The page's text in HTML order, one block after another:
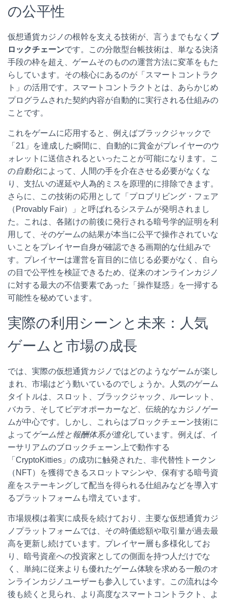
の公平性
仮想通貨カジノの根幹を支える技術が、言うまでもなく ブ
ロックチェーンです。この分散型台帳技術は、単なる決済
手段の枠を超え、ゲームそのものの運営方法に変革をもた
らしています。その核心にあるのが「スマートコントラク
ト」の活用です。スマートコントラクトとは、あらかじめ
プログラムされた契約内容が自動的に実行される仕組みの
ことです。
これをゲームに応用すると、例えばブラックジャックで
「21」を達成した瞬間に、自動的に賞金がプレイヤーのウ
ォレットに送信されるといったことが可能になります。こ
の自動化によって、人間の手を介在させる必要がなくな
り、支払いの遅延や人為的ミスを原理的に排除できます。
さらに、この技術の応用として「プロブリビング・フェア
（Provably Fair）」と呼ばれるシステムが発明されまし
た。これは、各賭けの前後に発行される暗号学的証明を利
用して、そのゲームの結果が本当に公平で操作されていな
いことをプレイヤー自身が確認できる画期的な仕組みで
す。プレイヤーは運営を盲目的に信じる必要がなく、自ら
の目で公平性を検証できるため、従来のオンラインカジノ
に対する最大の不信要素であった「操作疑惑」を一掃する
可能性を秘めています。
実際の利用シーンと未来：人気
ゲームと市場の成長
では、実際の仮想通貨カジノではどのようなゲームが楽し
まれ、市場はどう動いているのでしょうか。人気のゲーム
タイトルは、スロット、ブラックジャック、ルーレット、
バカラ、そしてビデオポーカーなど、伝統的なカジノゲー
ムが中心です。しかし、これらはブロックチェーン技術に
よってゲーム性と報酬体系が進化しています。例えば、イ
ーサリアムのブロックチェーン上で動作する
「CryptoKitties」の成功に触発された、非代替性トークン
（NFT）を獲得できるスロットマシンや、保有する暗号資
産をステーキングして配当を得られる仕組みなどを導入す
るプラットフォームも増えています。
市場規模は着実に成長を続けており、主要な仮想通貨カジ
ノプラットフォームでは、その時価総額や取引量が過去最
高を更新し続けています。プレイヤー層も多様化してお
り、暗号資産への投資家としての側面を持つ人だけでな
く、単純に従来よりも優れたゲーム体験を求める一般のオ
ンラインカジノユーザーも参入しています。この流れは今
後も続くと見られ、より高度なスマートコントラクト、よ